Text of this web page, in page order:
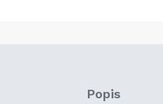
Popis